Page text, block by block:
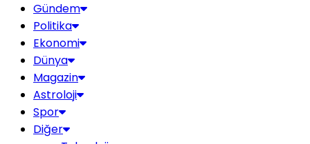
Gündem
Politika
Ekonomi
Dünya
Magazin
Astroloji
Spor
Diğer